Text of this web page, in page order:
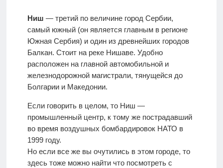
Ниш — третий по величине город Сербии,
самый южный (он является главным в регионе
Южная Сербия) и один из древнейших городов
Балкан. Стоит на реке Нишаве. Удобно
расположен на главной автомобильной и
железнодорожной магистрали, тянущейся до
Болгарии и Македонии.
Если говорить в целом, то Ниш —
промышленный центр, к тому же пострадавший
во время воздушных бомбардировок НАТО в
1999 году.
Но если все же вы очутились в этом городе, то
здесь тоже можно найти что посмотреть с